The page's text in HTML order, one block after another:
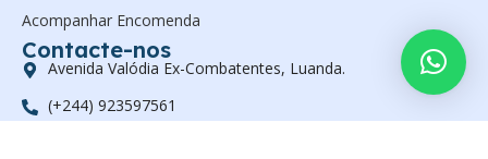
Acompanhar Encomenda
Contacte-nos
Avenida Valódia Ex-Combatentes, Luanda.
(+244) 923597561